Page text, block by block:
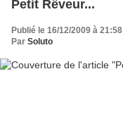
Petit Rêveur...
Publié le 16/12/2009 à 21:58
Par Soluto